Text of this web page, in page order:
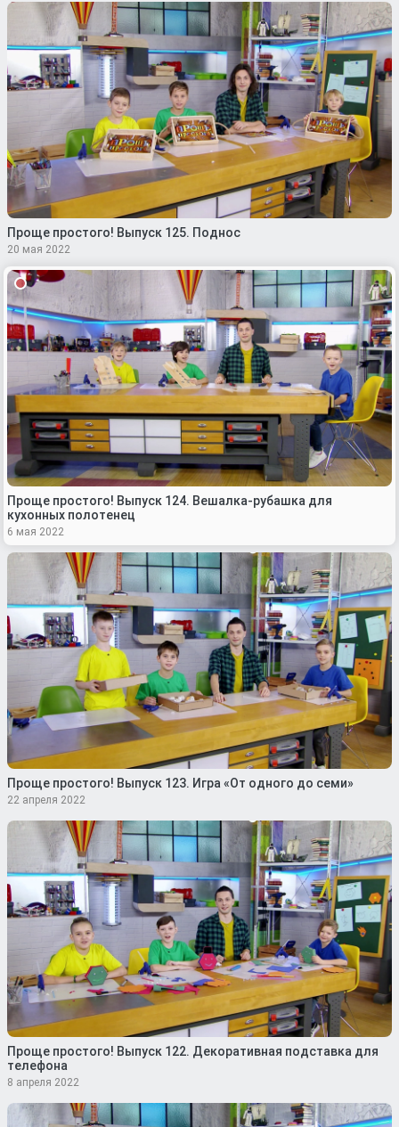
Проще простого! Выпуск 125. Поднос
20 мая 2022
Проще простого! Выпуск 124. Вешалка-рубашка для
кухонных полотенец
6 мая 2022
Проще простого! Выпуск 123. Игра «От одного до семи»
22 апреля 2022
Проще простого! Выпуск 122. Декоративная подставка для
телефона
8 апреля 2022